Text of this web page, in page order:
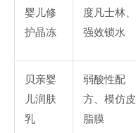
婴儿修
护晶冻
度凡士林、
强效锁水
贝亲婴
儿润肤
乳
弱酸性配
方、模仿皮
脂膜